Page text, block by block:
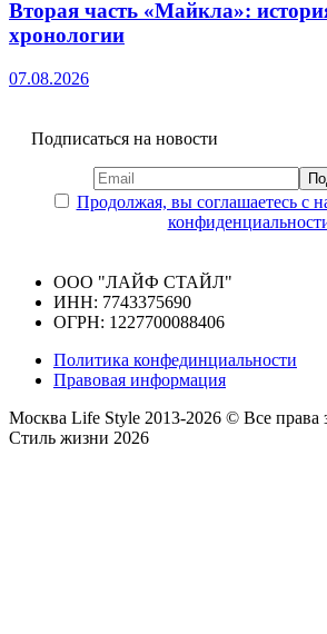
Вторая часть «Майкла»:
хронологии
07.08.2026
Подписаться на новости
Продолжая, вы соглашаетесь с
ООО "ЛАЙФ СТАЙЛ"
ИНН: 7743375690
ОГРН: 1227700088406
Политика конфединциальности
Правовая информация
Москва Life Style 2013-2026 © Все
Стиль жизни 2026